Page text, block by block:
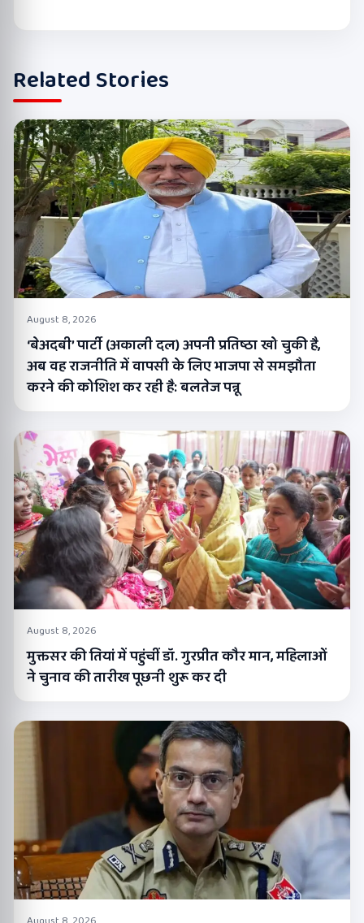
Related Stories
August 8, 2026
‘बेअदबी’ पार्टी (अकाली दल) अपनी प्रतिष्ठा खो चुकी है,
अब वह राजनीति में वापसी के लिए भाजपा से समझौता
करने की कोशिश कर रही है: बलतेज पन्नू
August 8, 2026
मुक्तसर की तियां में पहुंचीं डॉ. गुरप्रीत कौर मान, महिलाओं
ने चुनाव की तारीख पूछनी शुरू कर दी